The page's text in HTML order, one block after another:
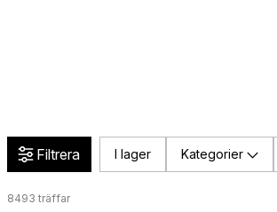
Filtrera I lager Kategorier
8493 träffar